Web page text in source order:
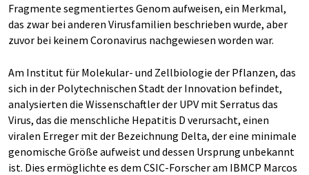
Fragmente segmentiertes Genom aufweisen, ein Merkmal,
das zwar bei anderen Virusfamilien beschrieben wurde, aber
zuvor bei keinem Coronavirus nachgewiesen worden war.
Am Institut für Molekular- und Zellbiologie der Pflanzen, das
sich in der Polytechnischen Stadt der Innovation befindet,
analysierten die Wissenschaftler der UPV mit Serratus das
Virus, das die menschliche Hepatitis D verursacht, einen
viralen Erreger mit der Bezeichnung Delta, der eine minimale
genomische Größe aufweist und dessen Ursprung unbekannt
ist. Dies ermöglichte es dem CSIC-Forscher am IBMCP Marcos